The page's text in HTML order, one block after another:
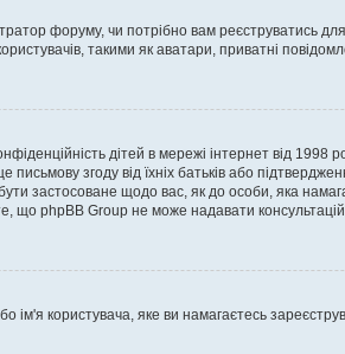
форуму, чи потрібно вам реєструватись
такими як аватари, приватні
дітей в мережі інтернет від 1998
згоду від їхніх батьків або
застосоване щодо вас, як до особи, яка
що phpBB Group не може надавати
користувача, яке ви намагаєтесь